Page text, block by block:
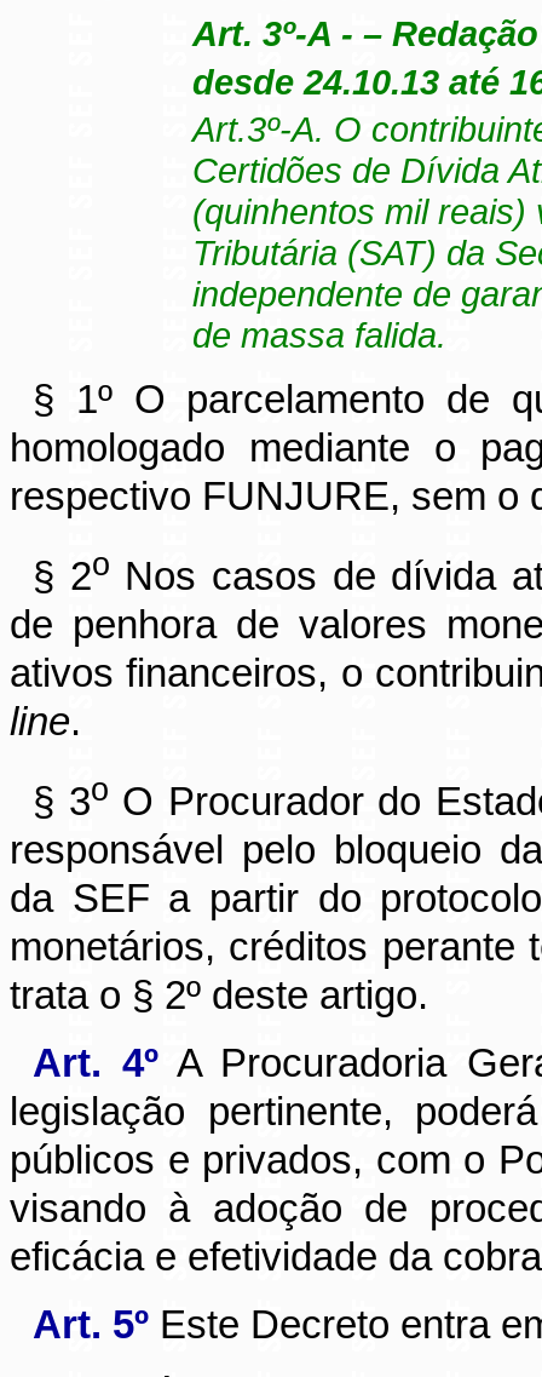
Art. 3º-A - –
desde 24.10.13 até
Art.3º-A. O
Certidões de Dívida
(quinhentos mil reais)
Tributária (SAT) da
independente de
de massa falida.
§ 1º O parcelamento de
homologado mediante o
respectivo FUNJURE, sem o
§ 2o Nos casos de dívida
de penhora de valores
ativos financeiros, o
line.
§ 3o O Procurador do
responsável pelo bloqueio
da SEF a partir do
monetários, créditos perante
trata o § 2º deste artigo.
Art. 4ºA Procuradoria
legislação pertinente,
públicos e privados, com o
visando à adoção de
eficácia e efetividade da
Art. 5ºEste Decreto entra